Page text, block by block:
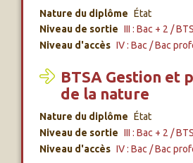
Nature du diplôme État
Niveau de sortie III : Bac + 2 /
Niveau d'accès IV : Bac / Bac
BTSA Gestion et
de la nature
Nature du diplôme État
Niveau de sortie III : Bac + 2 /
Niveau d'accès IV : Bac / Bac